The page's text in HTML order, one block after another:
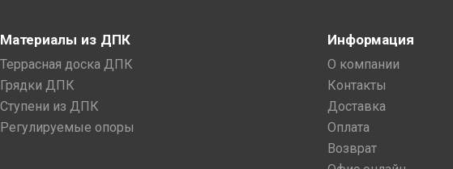
Материалы из ДПК
Террасная доска ДПК
Грядки ДПК
Ступени из ДПК
Регулируемые опоры
Информация
О компании
Контакты
Доставка
Оплата
Возврат